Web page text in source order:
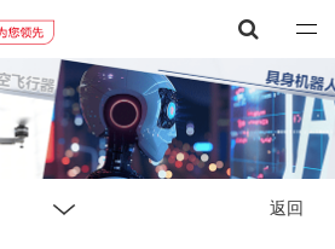
先微电子有限公司
返回